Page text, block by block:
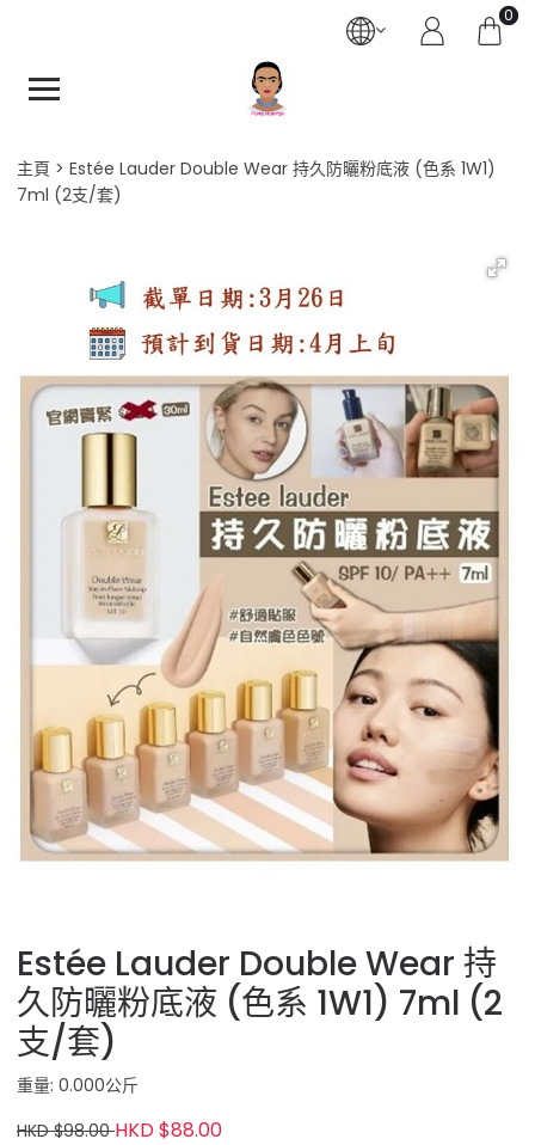
0
主頁
Estée Lauder Double Wear 持久防曬粉底液 (色系 1W1)
7ml (2支/套)
Estée Lauder Double Wear 持
久防曬粉底液 (色系 1W1) 7ml (2
支/套)
重量: 0.000公斤
HKD $98.00HKD $88.00